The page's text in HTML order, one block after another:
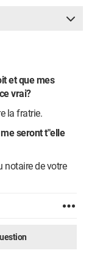
et que mes
vrai?
la fratrie.
seront t"elle
notaire de votre